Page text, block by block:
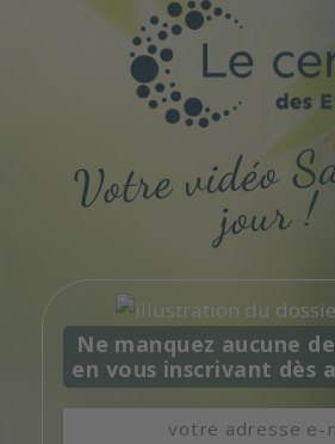
Votre
Santé
jour !
Ne manquez aucune
en vous inscrivant dès